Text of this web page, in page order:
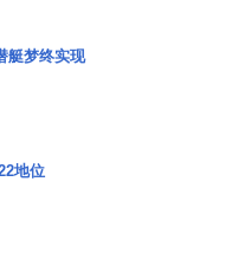
艇梦终实现
地位